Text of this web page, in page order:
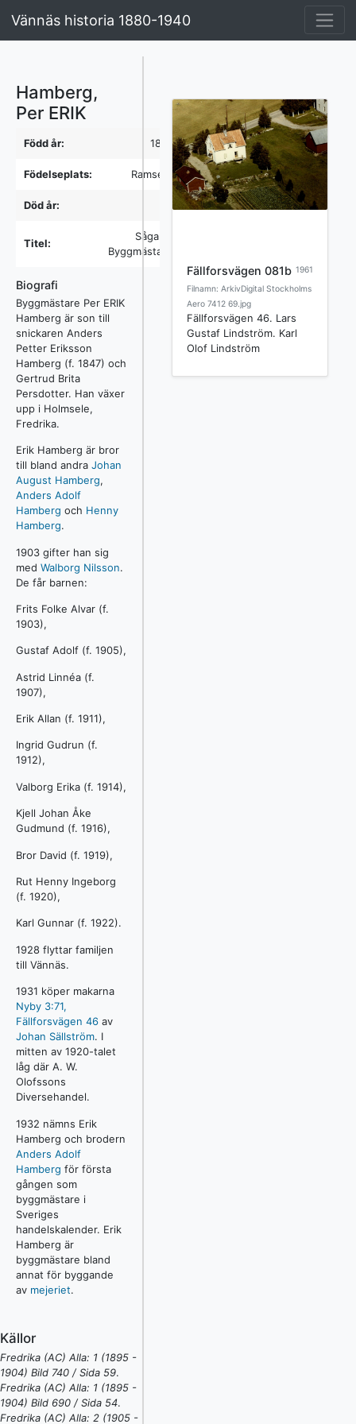
Vännäs historia 1880-1940
Hamberg,
Per ERIK
Född år: 1874
Födelseplats: Ramsele
Död år:
Titel:
Sågare,
Byggmästare
Biografi
Byggmästare Per ERIK
Hamberg är son till
snickaren Anders
Petter Eriksson
Hamberg (f. 1847) och
Gertrud Brita
Persdotter. Han växer
upp i Holmsele,
Fredrika.
Erik Hamberg är bror
till bland andra Johan
August Hamberg,
Anders Adolf
Hamberg och Henny
Hamberg.
1903 gifter han sig
med Walborg Nilsson.
De får barnen:
Frits Folke Alvar (f.
1903),
Gustaf Adolf (f. 1905),
Astrid Linnéa (f.
1907),
Erik Allan (f. 1911),
Ingrid Gudrun (f.
1912),
Valborg Erika (f. 1914),
Kjell Johan Åke
Gudmund (f. 1916),
Bror David (f. 1919),
Rut Henny Ingeborg
(f. 1920),
Karl Gunnar (f. 1922).
1928 flyttar familjen
till Vännäs.
1931 köper makarna
Nyby 3:71,
Fällforsvägen 46 av
Johan Sällström. I
mitten av 1920-talet
låg där A. W.
Olofssons
Diversehandel.
1932 nämns Erik
Hamberg och brodern
Anders Adolf
Hamberg för första
gången som
byggmästare i
Sveriges
handelskalender. Erik
Hamberg är
byggmästare bland
annat för byggande
av mejeriet.
Källor
Fredrika (AC) Alla: 1 (1895 -
1904) Bild 740 / Sida 59.
Fredrika (AC) Alla: 1 (1895 -
1904) Bild 690 / Sida 54.
Fredrika (AC) Alla: 2 (1905 -
1961
Fällforsvägen 081b
Filnamn: ArkivDigital Stockholms
Aero 7412 69.jpg
Fällforsvägen 46. Lars
Gustaf Lindström. Karl
Olof Lindström